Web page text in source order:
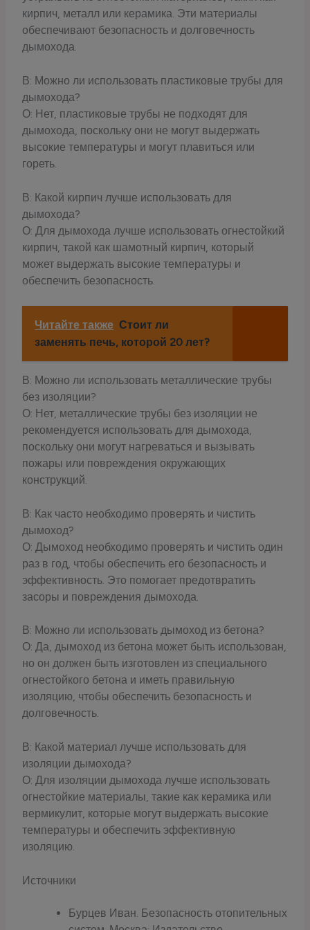
кирпич, металл или керамика. Эти материалы
обеспечивают безопасность и долговечность
дымохода.
В: Можно ли использовать пластиковые трубы для
дымохода?
О: Нет, пластиковые трубы не подходят для
дымохода, поскольку они не могут выдержать
высокие температуры и могут плавиться или
гореть.
В: Какой кирпич лучше использовать для
дымохода?
О: Для дымохода лучше использовать огнестойкий
кирпич, такой как шамотный кирпич, который
может выдержать высокие температуры и
обеспечить безопасность.
Читайте также Стоит ли
заменять печь, которой 20 лет?
В: Можно ли использовать металлические трубы
без изоляции?
О: Нет, металлические трубы без изоляции не
рекомендуется использовать для дымохода,
поскольку они могут нагреваться и вызывать
пожары или повреждения окружающих
конструкций.
В: Как часто необходимо проверять и чистить
дымоход?
О: Дымоход необходимо проверять и чистить один
раз в год, чтобы обеспечить его безопасность и
эффективность. Это помогает предотвратить
засоры и повреждения дымохода.
В: Можно ли использовать дымоход из бетона?
О: Да, дымоход из бетона может быть использован,
но он должен быть изготовлен из специального
огнестойкого бетона и иметь правильную
изоляцию, чтобы обеспечить безопасность и
долговечность.
В: Какой материал лучше использовать для
изоляции дымохода?
О: Для изоляции дымохода лучше использовать
огнестойкие материалы, такие как керамика или
вермикулит, которые могут выдержать высокие
температуры и обеспечить эффективную
изоляцию.
Источники
Бурцев Иван. Безопасность отопительных